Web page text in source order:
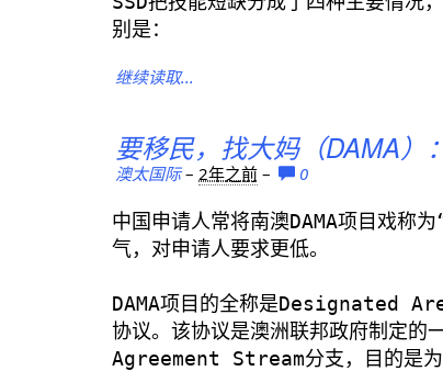
别是：
继续读取...
要移民，找大妈（DAMA）
澳太国际– 2年之前 – 0
中国申请人常将南澳DAMA项目戏称
气，对申请人要求更低。
DAMA项目的全称是Designated
协议。该协议是澳洲联邦政府制定
Agreement Stream分支，目的是为